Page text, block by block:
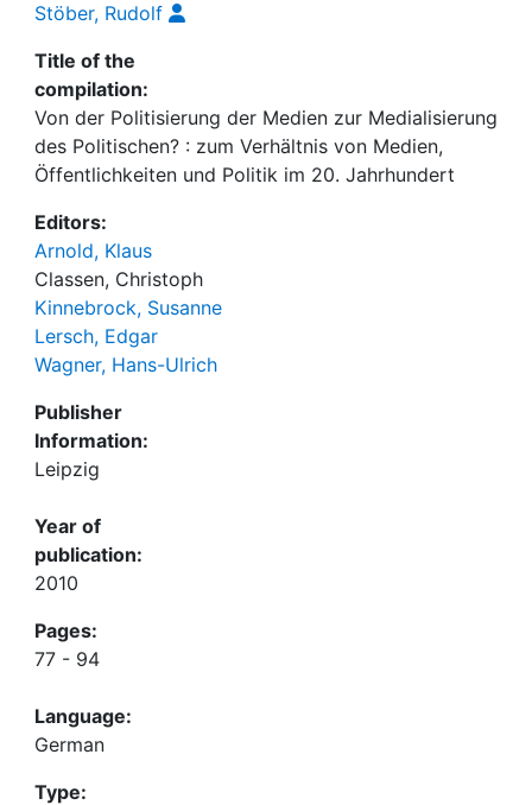
Stöber, Rudolf
Title of the
compilation:
Von der Politisierung der Medien zur Medialisierung
des Politischen? : zum Verhältnis von Medien,
Öffentlichkeiten und Politik im 20. Jahrhundert
Editors:
Arnold, Klaus
Classen, Christoph
Kinnebrock, Susanne
Lersch, Edgar
Wagner, Hans-Ulrich
Publisher
Information:
Leipzig
Year of
publication:
2010
Pages:
77 - 94
Language:
German
Type: